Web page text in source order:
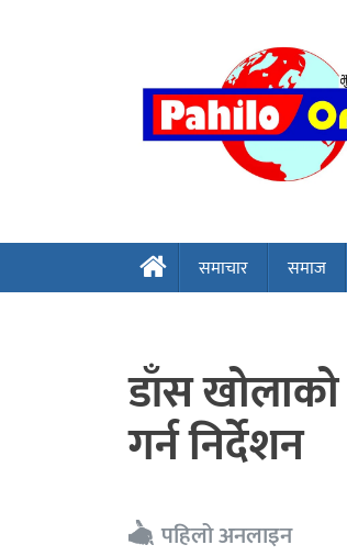
समाचार समाज
डाँस खोलाको
गर्न निर्देशन
पहिलो अनलाइन